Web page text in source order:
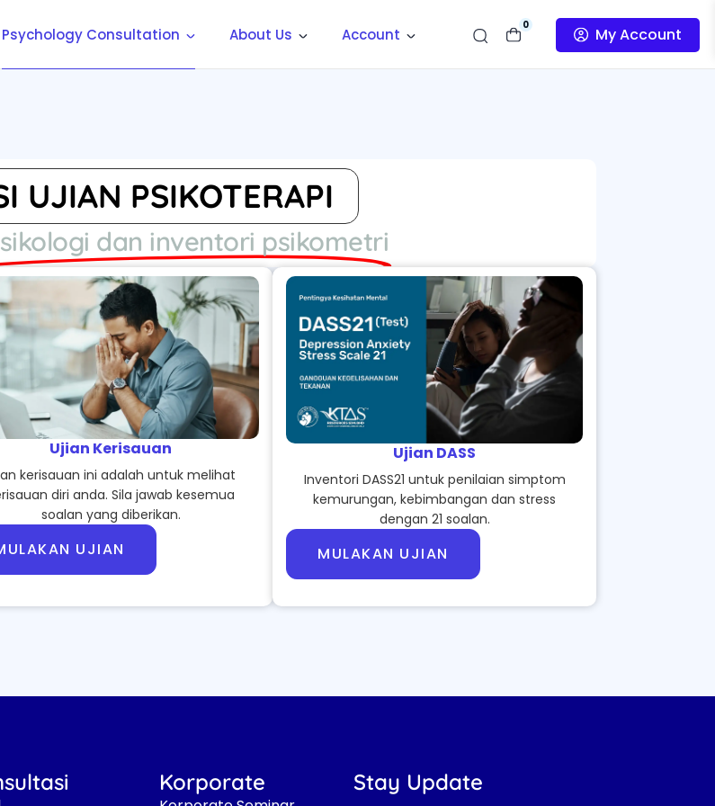
0 My Account
Psychology Consultation About Us Account
UJIAN PSIKOTERAPI
dan inventori psikometri
Ujian Kerisauan
kerisauan ini adalah untuk melihat
diri anda. Sila jawab kesemua
soalan yang diberikan.
UJIAN
Ujian DASS
Inventori DASS21 untuk penilaian simptom
kemurungan, kebimbangan dan stress
dengan 21 soalan.
MULAKAN UJIAN
Korporate Stay Update